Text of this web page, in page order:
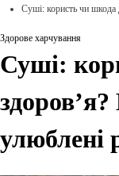
Суші: користь чи шкода
Здорове харчування
Суші:
улюблені